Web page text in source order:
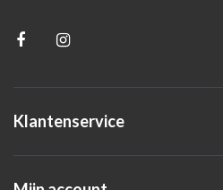
Klantenservice